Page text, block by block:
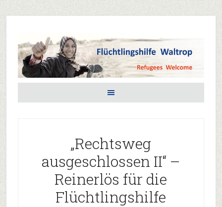
„Rechtsweg
ausgeschlossen II“ –
Reinerlös für die
Flüchtlingshilfe